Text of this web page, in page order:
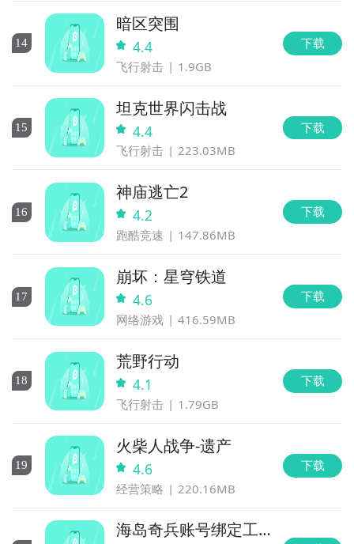
14
暗区突围
4.4
飞行射击 1.9GB
下载
15
坦克世界闪击战
4.4
飞行射击 223.03MB
下载
16
神庙逃亡2
4.2
跑酷竞速 147.86MB
下载
17
崩坏：星穹铁道
4.6
网络游戏 416.59MB
下载
18
荒野行动
4.1
飞行射击 1.79GB
下载
19
火柴人战争-遗产
4.6
经营策略 220.16MB
下载
海岛奇兵账号绑定工